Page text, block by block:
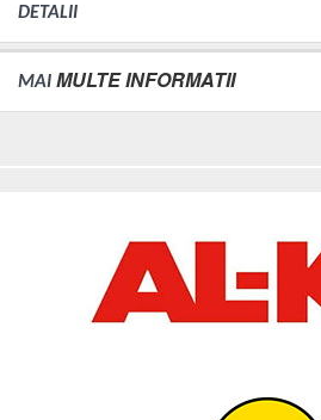
DETALII
MAI MULTE INFORMATII